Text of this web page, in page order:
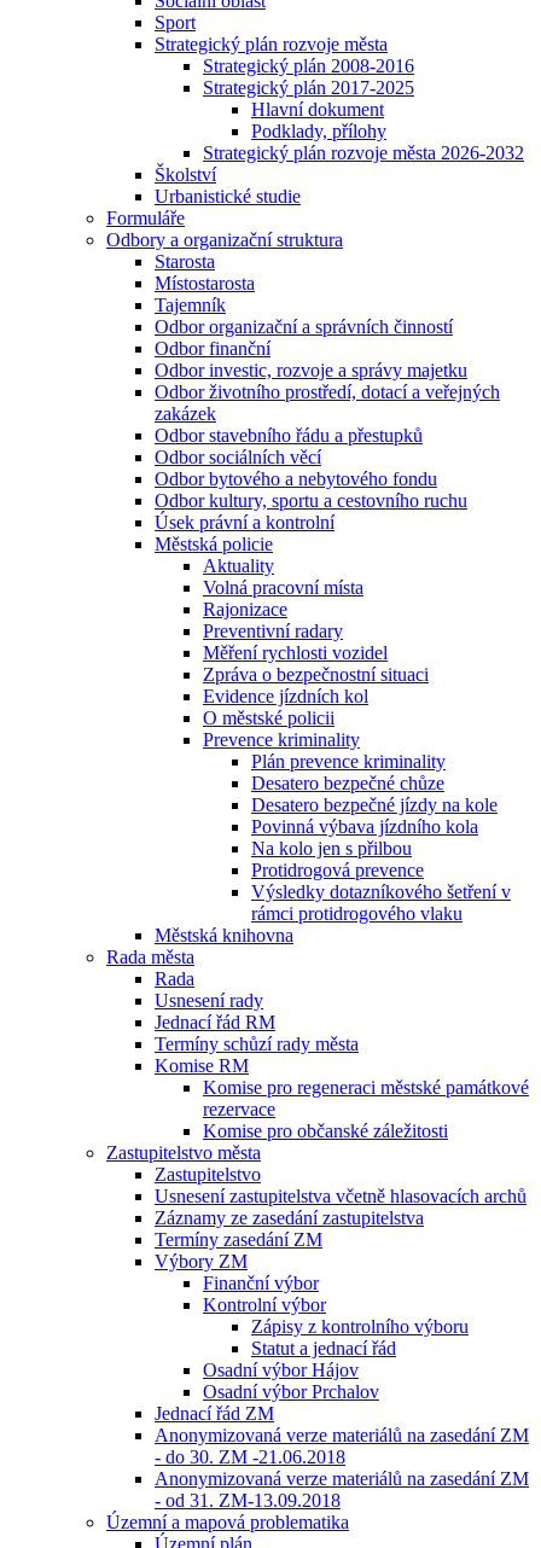
Sport
Strategický plán rozvoje města
Strategický plán 2008-2016
Strategický plán 2017-2025
Hlavní dokument
Podklady, přílohy
Strategický plán rozvoje města 2026-2032
Školství
Urbanistické studie
Formuláře
Odbory a organizační struktura
Starosta
Místostarosta
Tajemník
Odbor organizační a správních činností
Odbor finanční
Odbor investic, rozvoje a správy majetku
Odbor životního prostředí, dotací a veřejných
zakázek
Odbor stavebního řádu a přestupků
Odbor sociálních věcí
Odbor bytového a nebytového fondu
Odbor kultury, sportu a cestovního ruchu
Úsek právní a kontrolní
Městská policie
Aktuality
Volná pracovní místa
Rajonizace
Preventivní radary
Měření rychlosti vozidel
Zpráva o bezpečnostní situaci
Evidence jízdních kol
O městské policii
Prevence kriminality
Plán prevence kriminality
Desatero bezpečné chůze
Desatero bezpečné jízdy na kole
Povinná výbava jízdního kola
Na kolo jen s přilbou
Protidrogová prevence
Výsledky dotazníkového šetření v
rámci protidrogového vlaku
Městská knihovna
Rada města
Rada
Usnesení rady
Jednací řád RM
Termíny schůzí rady města
Komise RM
Komise pro regeneraci městské památkové
rezervace
Komise pro občanské záležitosti
Zastupitelstvo města
Zastupitelstvo
Usnesení zastupitelstva včetně hlasovacích archů
Záznamy ze zasedání zastupitelstva
Termíny zasedání ZM
Výbory ZM
Finanční výbor
Kontrolní výbor
Zápisy z kontrolního výboru
Statut a jednací řád
Osadní výbor Hájov
Osadní výbor Prchalov
Jednací řád ZM
Anonymizovaná verze materiálů na zasedání ZM
- do 30. ZM -21.06.2018
Anonymizovaná verze materiálů na zasedání ZM
- od 31. ZM-13.09.2018
Územní a mapová problematika
Územní plán